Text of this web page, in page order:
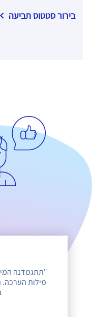
בירור סטטוס תביעה
"תתגמדנה
מילות הערכה.